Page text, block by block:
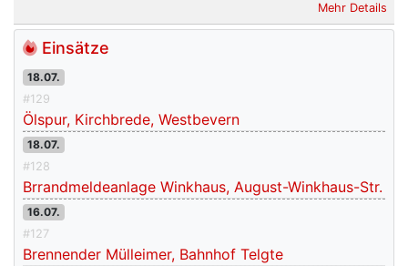
Mehr Details
Einsätze
18.07.
#129
Ölspur, Kirchbrede, Westbevern
18.07.
#128
Brrandmeldeanlage Winkhaus, August-Winkhaus-Str.
16.07.
#127
Brennender Mülleimer, Bahnhof Telgte